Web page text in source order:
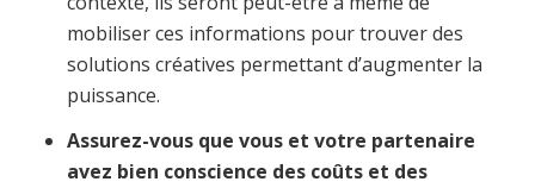
mobiliser ces informations pour trouver des
solutions créatives permettant d’augmenter la
puissance.
Assurez-vous que vous et votre partenaire
avez bien conscience des coûts et des